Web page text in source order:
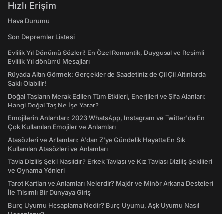
Hızlı Erişim
Hava Durumu
Son Depremler Listesi
Evlilik Yıl Dönümü Sözleri! En Özel Romantik, Duygusal ve Resimli
Evlilik Yıl dönümü Mesajları
Rüyada Altın Görmek: Gerçekler de Saadetiniz de Çil Çil Altınlarda
Saklı Olabilir!
Doğal Taşların Merak Edilen Tüm Etkileri, Enerjileri ve Şifa Alanları:
Hangi Doğal Taş Ne İşe Yarar?
Emojilerin Anlamları: 2023 WhatsApp, Instagram ve Twitter'da En
Çok Kullanılan Emojiler ve Anlamları
Atasözleri ve Anlamları: A'dan Z'ye Gündelik Hayatta En Sık
Kullanılan Atasözleri ve Anlamları
Tavla Diziliş Şekli Nasıldır? Erkek Tavlası ve Kız Tavlası Diziliş Şekilleri
ve Oynama Yönleri
Tarot Kartları ve Anlamları Nelerdir? Majör ve Minör Arkana Desteleri
İle Tılsımlı Bir Dünyaya Giriş
Burç Uyumu Hesaplama Nedir? Burç Uyumu, Aşk Uyumu Nasıl